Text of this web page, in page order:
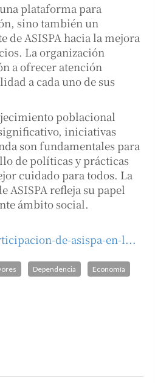
plataforma para
sino también un
de ASISPA hacia la mejora
La organización
a ofrecer atención
a cada uno de sus
poblacional
iniciativas
son fundamentales para
de políticas y prácticas
cuidado para todos. La
ASISPA refleja su papel
ámbito social.
de-asispa-en-l...
Dependencia Economía